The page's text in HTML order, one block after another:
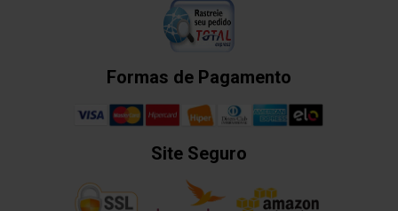
Formas de Pagamento
Site Seguro